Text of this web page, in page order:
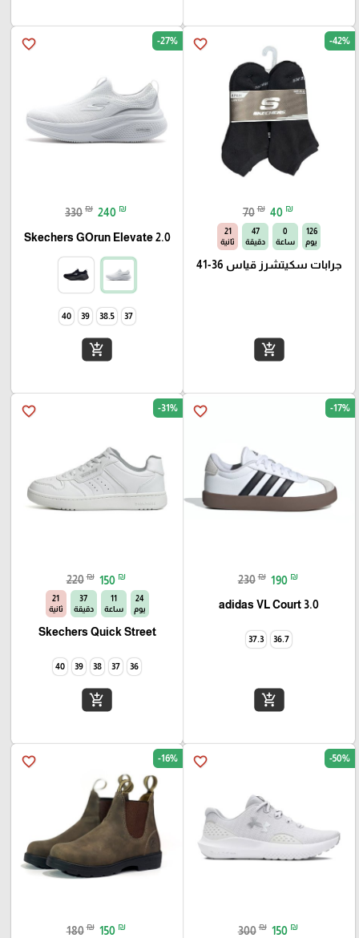
favorite_border -42%
70 ₪ 40 ₪
126
يوم
0
ساعة
47
دقيقة
21
ثانية
جرابات سكيتشرز قياس 36-41
add_shopping_cart
favorite_border -27%
330 ₪ 240 ₪
Skechers GOrun Elevate 2.0
37
38.5
39
40
add_shopping_cart
favorite_border -17%
230 ₪ 190 ₪
adidas VL Court 3.0
36.7
37.3
add_shopping_cart
favorite_border -31%
220 ₪ 150 ₪
24
يوم
11
ساعة
37
دقيقة
21
ثانية
Skechers Quick Street
36
37
38
39
40
add_shopping_cart
favorite_border -50%
300 ₪ 150 ₪
favorite_border -16%
180 ₪ 150 ₪